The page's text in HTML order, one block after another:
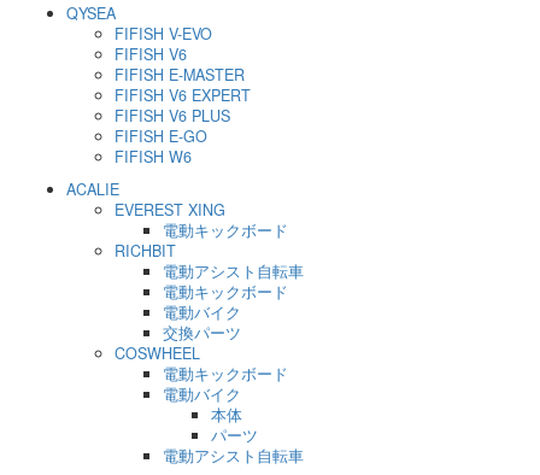
QYSEA
FIFISH V-EVO
FIFISH V6
FIFISH E-MASTER
FIFISH V6 EXPERT
FIFISH V6 PLUS
FIFISH E-GO
FIFISH W6
ACALIE
EVEREST XING
電動キックボード
RICHBIT
電動アシスト自転車
電動キックボード
電動バイク
交換パーツ
COSWHEEL
電動キックボード
電動バイク
本体
パーツ
電動アシスト自転車